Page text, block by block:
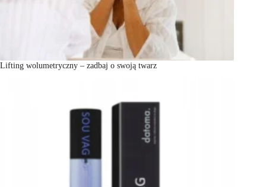
Lifting wolumetryczny – zadbaj o swoją twarz